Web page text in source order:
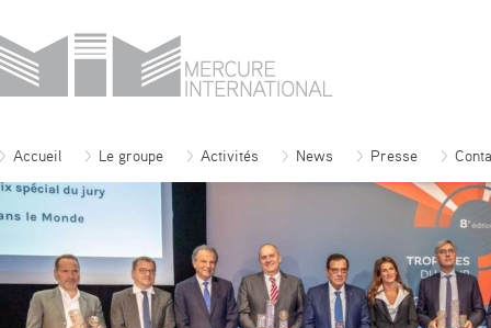
Accueil Le groupe Activités News Presse